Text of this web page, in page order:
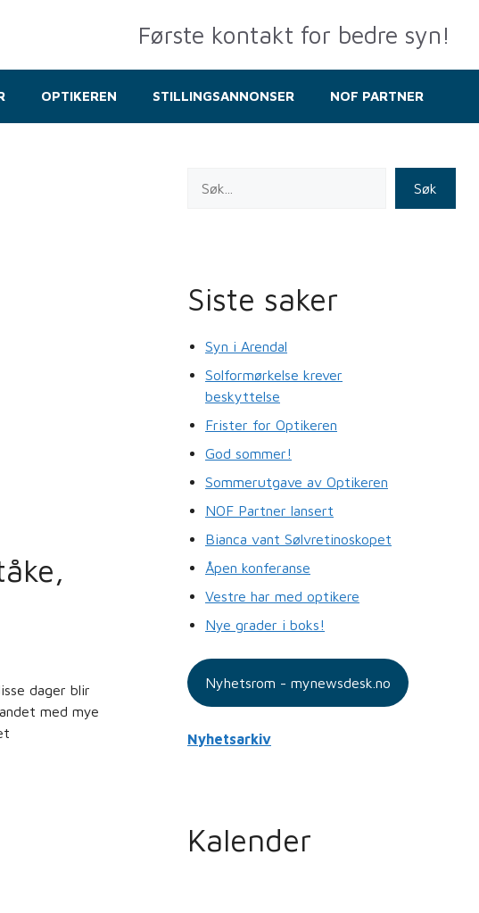
Første kontakt for bedre syn!
OPTIKEREN STILLINGSANNONSER NOF PARTNER
dager blir
med mye
Søk
Siste saker
Syn i Arendal
Solformørkelse krever
beskyttelse
Frister for Optikeren
God sommer!
Sommerutgave av Optikeren
NOF Partner lansert
Bianca vant Sølvretinoskopet
Åpen konferanse
Vestre har med optikere
Nye grader i boks!
Nyhetsrom - mynewsdesk.no
Nyhetsarkiv
Kalender